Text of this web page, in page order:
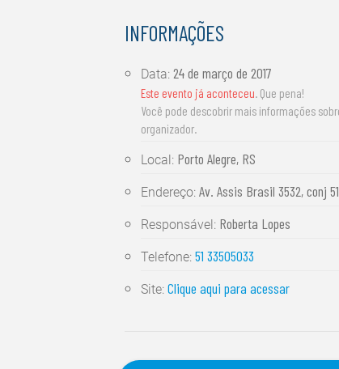
INFORMAÇÕES
Data:24 de março de 2017
Este evento já aconteceu. Que pena!
Você pode descobrir mais informações
organizador.
Local: Porto Alegre, RS
Endereço:Av. Assis Brasil 3532, conj
Responsável: Roberta Lopes
Telefone:51 33505033
Site:Clique aqui para acessar